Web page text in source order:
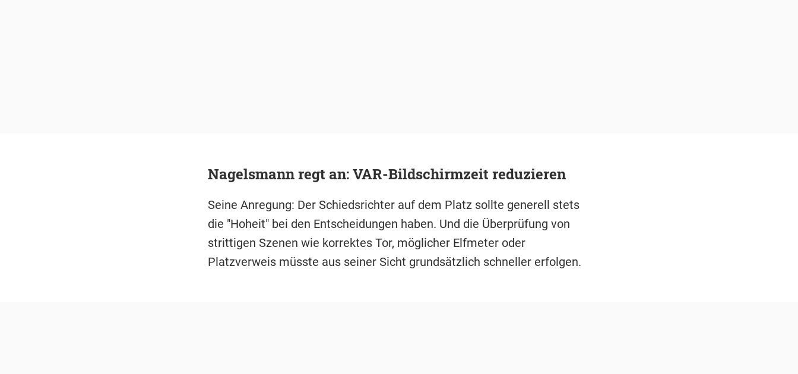
Nagelsmann regt an: VAR-Bildschirmzeit reduzieren
Seine Anregung: Der Schiedsrichter auf dem Platz sollte generell stets
die "Hoheit" bei den Entscheidungen haben. Und die Überprüfung von
strittigen Szenen wie korrektes Tor, möglicher Elfmeter oder
Platzverweis müsste aus seiner Sicht grundsätzlich schneller erfolgen.